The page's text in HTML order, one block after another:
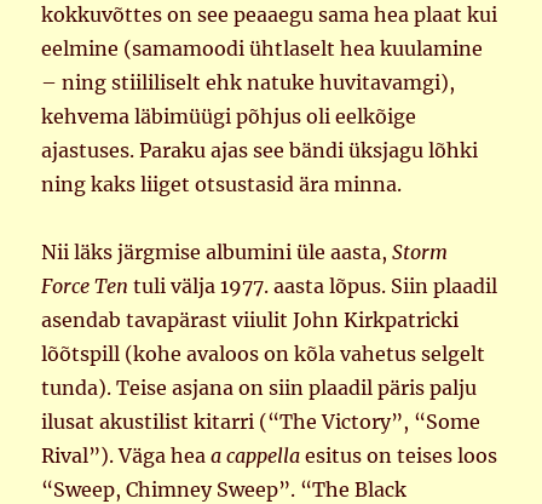
kokkuvõttes on see peaaegu sama hea plaat kui
eelmine (samamoodi ühtlaselt hea kuulamine
– ning stiililiselt ehk natuke huvitavamgi),
kehvema läbimüügi põhjus oli eelkõige
ajastuses. Paraku ajas see bändi üksjagu lõhki
ning kaks liiget otsustasid ära minna.
Nii läks järgmise albumini üle aasta,Storm
Force Ten tuli välja 1977. aasta lõpus. Siin plaadil
asendab tavapärast viiulit John Kirkpatricki
lõõtspill (kohe avaloos on kõla vahetus selgelt
tunda). Teise asjana on siin plaadil päris palju
ilusat akustilist kitarri (“The Victory”, “Some
Rival”). Väga heaa cappella esitus on teises loos
“Sweep, Chimney Sweep”. “The Black